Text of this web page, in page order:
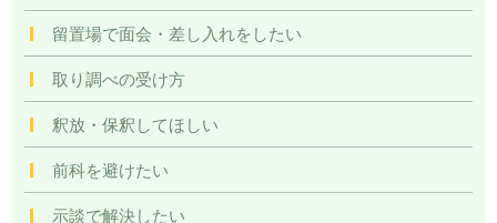
留置場で面会・差し入れをしたい
取り調べの受け方
釈放・保釈してほしい
前科を避けたい
示談で解決したい